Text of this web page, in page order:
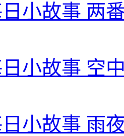
日小故事 两
日小故事 空
日小故事 雨